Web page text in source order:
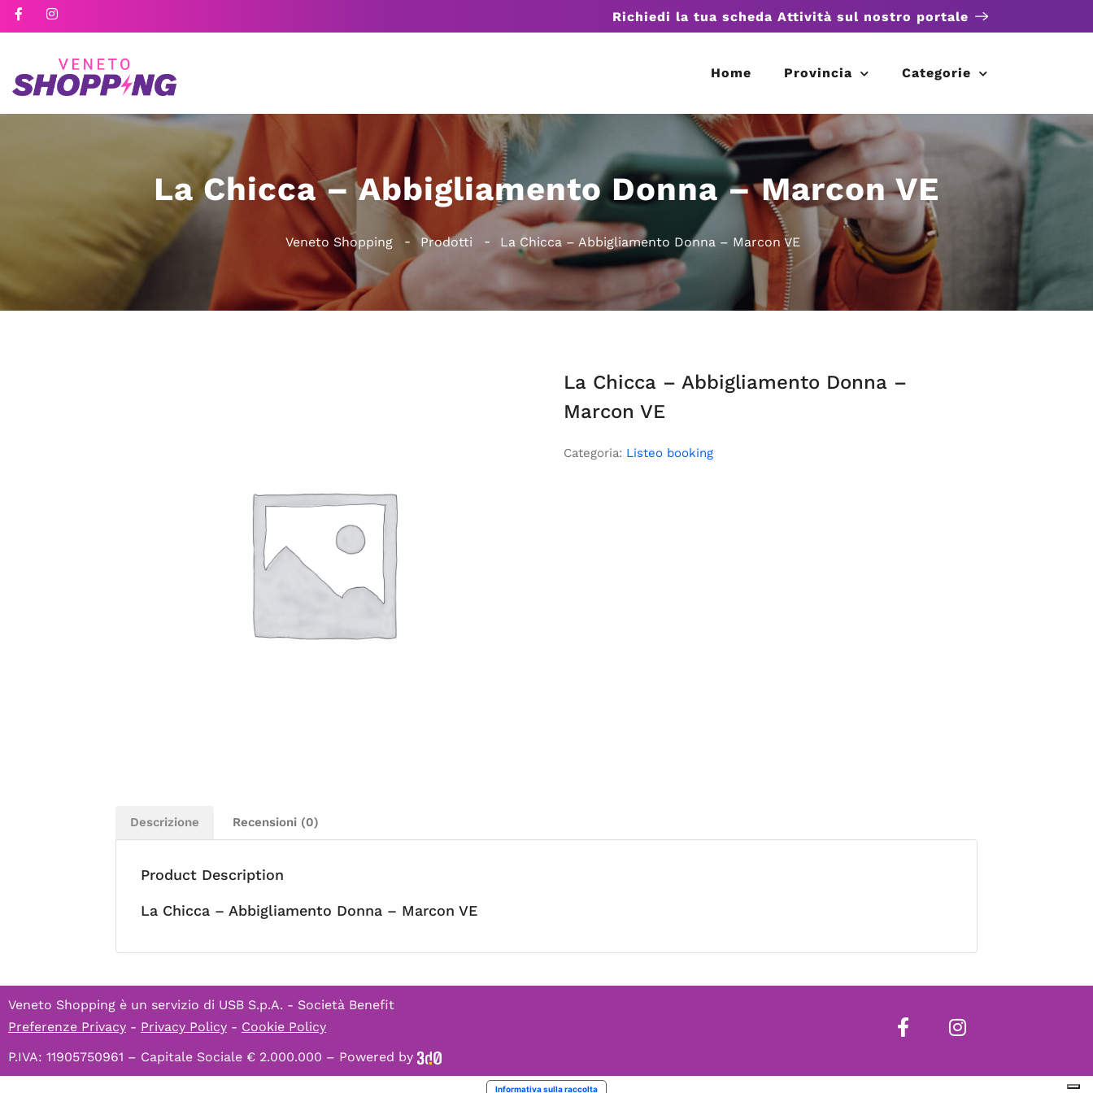
Richiedi la tua scheda Attività sul nostro portale
Home Provincia Categorie
La Chicca – Abbigliamento Donna – Marcon VE
Veneto Shopping Prodotti La Chicca – Abbigliamento Donna – Marcon VE
La Chicca – Abbigliamento Donna –
Marcon VE
Categoria: Listeo booking
Descrizione Recensioni (0)
Product Description
La Chicca – Abbigliamento Donna – Marcon VE
Veneto Shopping è un servizio di USB S.p.A. - Società Benefit
Preferenze Privacy - Privacy Policy - Cookie Policy
P.IVA: 11905750961 – Capitale Sociale € 2.000.000 – Powered by
Informativa sulla raccolta